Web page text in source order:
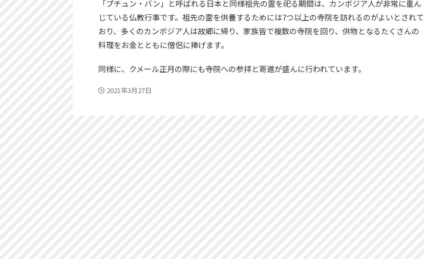
「プチュン・バン」と呼ばれる日本と同様祖先の霊を祀る期間は、カンボジア人が非常に重ん
じている仏教行事です。祖先の霊を供養するためには7つ以上の寺院を訪れるのがよいとされて
おり、多くのカンボジア人は故郷に帰り、家族皆で複数の寺院を回り、供物となるたくさんの
料理をお金とともに僧侶に捧げます。
同様に、クメール正月の際にも寺院への参拝と寄進が盛んに行われています。
2021年3月27日